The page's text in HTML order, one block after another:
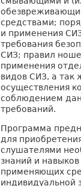
средствами;
и применения
требования
СИЗ; правил
применения
видов СИЗ, а так
осуществления
соблюдением
требований.
Программа
для
слушателями
знаний и навыков
применяющих
индивидуальной